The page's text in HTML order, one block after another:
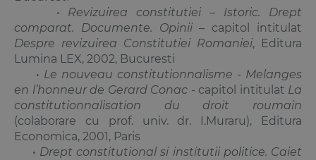
• Revizuirea constitutiei – Istoric. Drept
comparat. Documente. Opinii– capitol intitulat
Despre revizuirea Constitutiei Romaniei, Editura
Lumina LEX, 2002, Bucuresti
• Le nouveau constitutionnalisme - Melanges
en l’honneur de Gerard Conac - capitol intitulat La
constitutionnalisation du droit roumain
(colaborare cu prof. univ. dr. I.Muraru), Editura
Economica, 2001, Paris
• Drept constitutional si institutii politice. Caiet